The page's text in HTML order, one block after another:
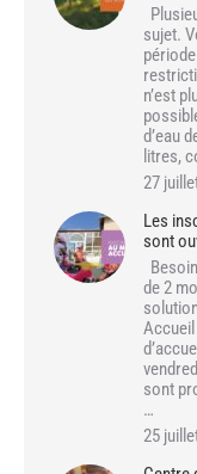
sujet.
n’est
d’eau
litres,
27
Les
sont
de 2
sont
…
25